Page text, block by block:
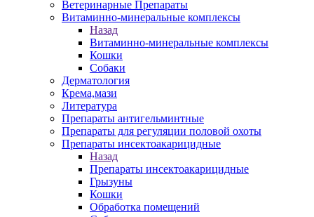
Ветеринарные Препараты
Витаминно-минеральные комплексы
Назад
Витаминно-минеральные комплексы
Кошки
Собаки
Дерматология
Крема,мази
Литература
Препараты антигельминтные
Препараты для регуляции половой охоты
Препараты инсектоакарицидные
Назад
Препараты инсектоакарицидные
Грызуны
Кошки
Обработка помещений